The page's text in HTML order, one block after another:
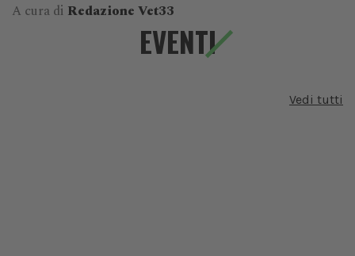
A cura di Redazione Vet33
EVENTI
Vedi tutti